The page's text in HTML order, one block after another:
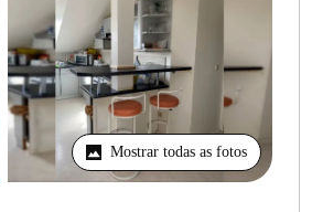
Mostrar todas as fotos